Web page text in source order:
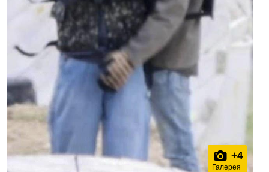
+4
Галерея